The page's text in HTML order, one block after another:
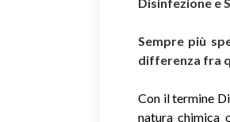
Sempre più
differenza fra
Con il termine
natura chimica